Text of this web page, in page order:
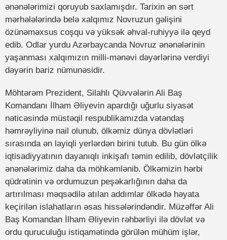
ənənələrimizi qoruyub saxlamışdır. Tarixin ən sərt
mərhələlərində belə xalqımız Novruzun gəlişini
özünəməxsus coşqu və yüksək əhval-ruhiyyə ilə qeyd
edib. Odlar yurdu Azərbaycanda Novruz ənənələrinin
yaşanması xalqımızın milli-mənəvi dəyərlərinə verdiyi
dəyərin bariz nümunəsidir.
Möhtərəm Prezident, Silahlı Qüvvələrin Ali Baş
Komandanı İlham Əliyevin apardığı uğurlu siyasət
nəticəsində müstəqil respublikamızda vətəndaş
həmrəyliyinə nail olunub, ölkəmiz dünya dövlətləri
sırasında ən layiqli yerlərdən birini tutub. Bu gün ölkə
iqtisadiyyatının dayanıqlı inkişafı təmin edilib, dövlətçilik
ənənələrimiz daha da möhkəmlənib. Ölkəmizin hərbi
qüdrətinin və ordumuzun peşəkarlığının daha da
artırılması məqsədilə atılan addımlar ölkədə həyata
keçirilən islahatların əsas hissələrindəndir. Müzəffər Ali
Baş Komandan İlham Əliyevin rəhbərliyi ilə dövlət və
ordu quruculuğu istiqamətində görülən mühüm işlər,